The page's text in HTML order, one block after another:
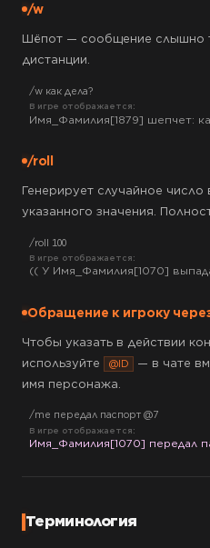
/w
Шёпот — сообщение слышно
дистанции.
/w как дела?
В игре отображается:
Имя_Фамилия[1879] шепчет:
/roll
Генерирует случайное
указанного значения.
/roll 100
В игре отображается:
(( У Имя_Фамилия[1070]
Обращение к игроку
Чтобы указать в действии
используйте
@ID
— в чате
имя персонажа.
/me передал паспорт @7
В игре отображается:
Имя_Фамилия[1070] передал
Терминология